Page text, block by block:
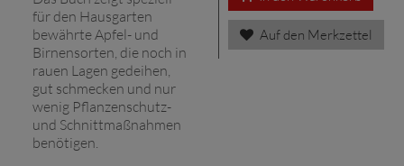
für den Hausgarten
bewährte Apfel- und
Birnensorten, die noch in
rauen Lagen gedeihen,
gut schmecken und nur
wenig Pflanzenschutz-
und Schnittmaßnahmen
benötigen.
Auf den Merkzettel